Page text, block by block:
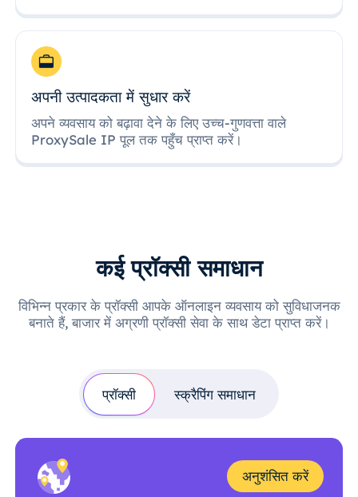
अपनी उत्पादकता में सुधार करें
अपने व्यवसाय को बढ़ावा देने के लिए उच्च-गुणवत्ता वाले
ProxySale IP पूल तक पहुँच प्राप्त करें।
कई प्रॉक्सी समाधान
विभिन्न प्रकार के प्रॉक्सी आपके ऑनलाइन व्यवसाय को सुविधाजनक
बनाते हैं, बाजार में अग्रणी प्रॉक्सी सेवा के साथ डेटा प्राप्त करें।
प्रॉक्सी स्क्रैपिंग समाधान
अनुशंसित करें